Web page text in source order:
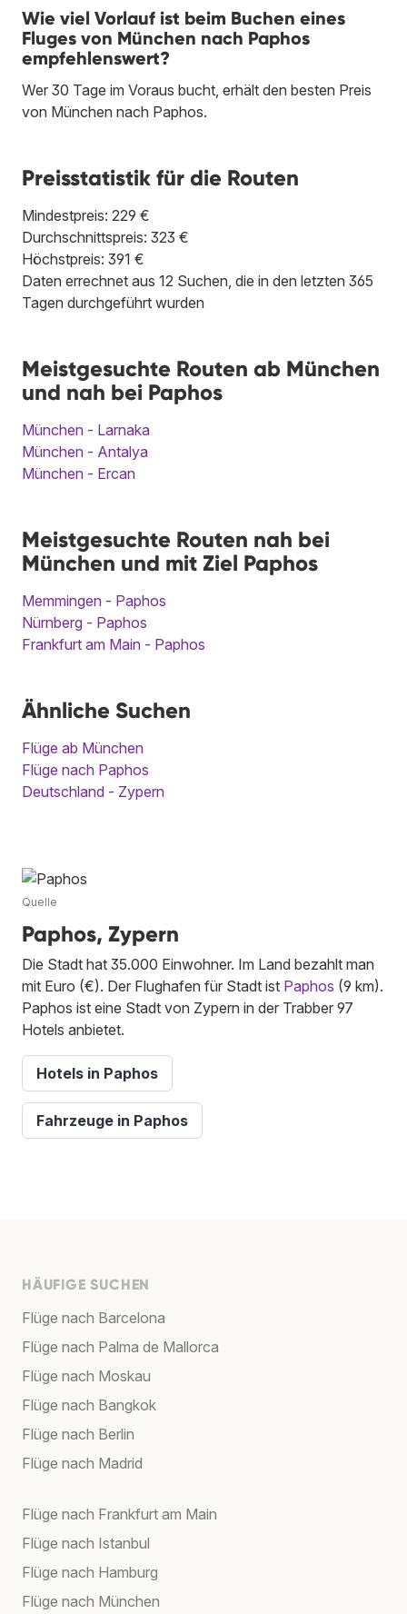
Wie viel Vorlauf ist beim Buchen eines
Fluges von München nach Paphos
empfehlenswert?
Wer 30 Tage im Voraus bucht, erhält den besten Preis
von München nach Paphos.
Preisstatistik für die Routen
Mindestpreis: 229 €
Durchschnittspreis: 323 €
Höchstpreis: 391 €
Daten errechnet aus 12 Suchen, die in den letzten 365
Tagen durchgeführt wurden
Meistgesuchte Routen ab München
und nah bei Paphos
München - Larnaka
München - Antalya
München - Ercan
Meistgesuchte Routen nah bei
München und mit Ziel Paphos
Memmingen - Paphos
Nürnberg - Paphos
Frankfurt am Main - Paphos
Ähnliche Suchen
Flüge ab München
Flüge nach Paphos
Deutschland - Zypern
Quelle
Paphos, Zypern
Die Stadt hat 35.000 Einwohner. Im Land bezahlt man
mit Euro (€). Der Flughafen für Stadt ist Paphos (9 km).
Paphos ist eine Stadt von Zypern in der Trabber 97
Hotels anbietet.
Hotels in Paphos
Fahrzeuge in Paphos
HÄUFIGE SUCHEN
Flüge nach Barcelona
Flüge nach Palma de Mallorca
Flüge nach Moskau
Flüge nach Bangkok
Flüge nach Berlin
Flüge nach Madrid
Flüge nach Frankfurt am Main
Flüge nach Istanbul
Flüge nach Hamburg
Flüge nach München